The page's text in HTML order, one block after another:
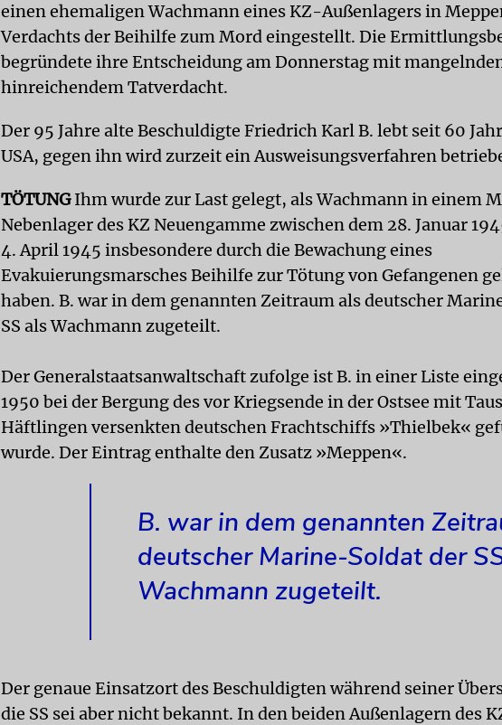
einen ehemaligen Wachmann eines KZ-Außenlagers in
Verdachts der Beihilfe zum Mord eingestellt. Die
begründete ihre Entscheidung am Donnerstag mit
hinreichendem Tatverdacht.
Der 95 Jahre alte Beschuldigte Friedrich Karl B. lebt seit 60
USA, gegen ihn wird zurzeit ein Ausweisungsverfahren
TÖTUNGIhm wurde zur Last gelegt, als Wachmann in einem
Nebenlager des KZ Neuengamme zwischen dem 28. Januar
4. April 1945 insbesondere durch die Bewachung eines
Evakuierungsmarsches Beihilfe zur Tötung von Gefangenen
haben. B. war in dem genannten Zeitraum als deutscher
SS als Wachmann zugeteilt.
Der Generalstaatsanwaltschaft zufolge ist B. in einer Liste
1950 bei der Bergung des vor Kriegsende in der Ostsee mit
Häftlingen versenkten deutschen Frachtschiffs »Thielbek«
wurde. Der Eintrag enthalte den Zusatz »Meppen«.
B. war in dem genannten
deutscher Marine-Soldat der
Wachmann zugeteilt.
Der genaue Einsatzort des Beschuldigten während seiner
die SS sei aber nicht bekannt. In den beiden Außenlagern des